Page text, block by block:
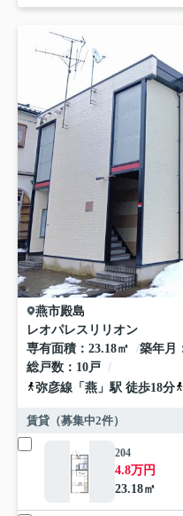
燕市殿島
レオパレスリリオン
専有面積
23.18㎡ 築年月
総戸数
10戸
弥彦線 「 燕 」駅 徒歩18分
賃貸（募集中2件）
204
4.8万円
23.18㎡